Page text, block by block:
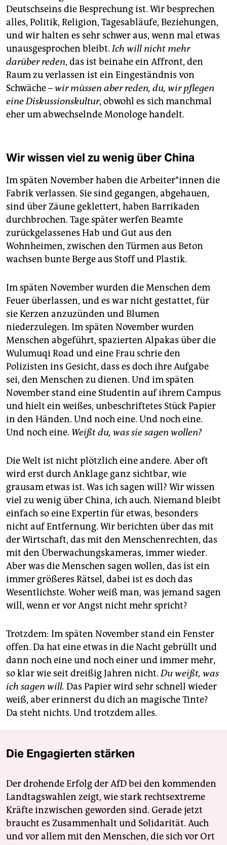
Deutschseins die Besprechung ist. Wir besprechen
alles, Politik, Religion, Tagesabläufe, Beziehungen,
und wir halten es sehr schwer aus, wenn mal etwas
unausgesprochen bleibt.Ich will nicht mehr
darüber reden, das ist beinahe ein Affront, den
Raum zu verlassen ist ein Eingeständnis von
Schwäche –wir müssen aber reden, du, wir pflegen
eine Diskussionskultur, obwohl es sich manchmal
eher um abwechselnde Monologe handelt.
Wir wissen viel zu wenig über China
Im späten November haben die Ar­bei­te­r*in­nen die
Fabrik verlassen. Sie sind gegangen, abgehauen,
sind über Zäune geklettert, haben Barrikaden
durchbrochen. Tage später werfen Beamte
zurückgelassenes Hab und Gut aus den
Wohnheimen, zwischen den Türmen aus Beton
wachsen bunte Berge aus Stoff und Plastik.
Im späten November wurden die Menschen dem
Feuer überlassen, und es war nicht gestattet, für
sie Kerzen anzuzünden und Blumen
niederzulegen. Im späten November wurden
Menschen abgeführt, spazierten Alpakas über die
Wulumuqi Road und eine Frau schrie den
Polizisten ins Gesicht, dass es doch ihre Aufgabe
sei, den Menschen zu dienen. Und im späten
November stand eine Studentin auf ihrem Campus
und hielt ein weißes, unbeschriftetes Stück Papier
in den Händen. Und noch eine. Und noch eine.
Und noch eine. Weißt du, was sie sagen wollen?
Die Welt ist nicht plötzlich eine andere. Aber oft
wird erst durch Anklage ganz sichtbar, wie
grausam etwas ist. Was ich sagen will? Wir wissen
viel zu wenig über China, ich auch. Niemand bleibt
einfach so eine Expertin für etwas, besonders
nicht auf Entfernung. Wir berichten über das mit
der Wirtschaft, das mit den Menschenrechten, das
mit den Überwachungskameras, immer wieder.
Aber was die Menschen sagen wollen, das ist ein
immer größeres Rätsel, dabei ist es doch das
Wesentlichste. Woher weiß man, was jemand sagen
will, wenn er vor Angst nicht mehr spricht?
Trotzdem: Im späten November stand ein Fenster
offen. Da hat eine etwas in die Nacht gebrüllt und
dann noch eine und noch einer und immer mehr,
so klar wie seit dreißig Jahren nicht.Du weißt, was
ich sagen will. Das Papier wird sehr schnell wieder
weiß, aber erinnerst du dich an magische Tinte?
Da steht nichts. Und trotzdem alles.
Die Engagierten stärken
Der drohende Erfolg der AfD bei den kommenden
Landtagswahlen zeigt, wie stark rechtsextreme
Kräfte inzwischen geworden sind. Gerade jetzt
braucht es Zusammenhalt und Solidarität. Auch
und vor allem mit den Menschen, die sich vor Ort